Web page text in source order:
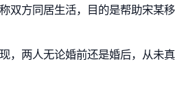
双方同居生活，目的是帮助宋某
，两人无论婚前还是婚后，从未